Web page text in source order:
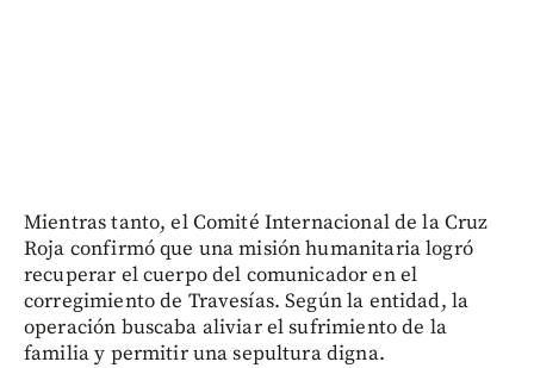
Mientras tanto, el Comité Internacional de la Cruz
Roja confirmó que una misión humanitaria logró
recuperar el cuerpo del comunicador en el
corregimiento de Travesías. Según la entidad, la
operación buscaba aliviar el sufrimiento de la
familia y permitir una sepultura digna.